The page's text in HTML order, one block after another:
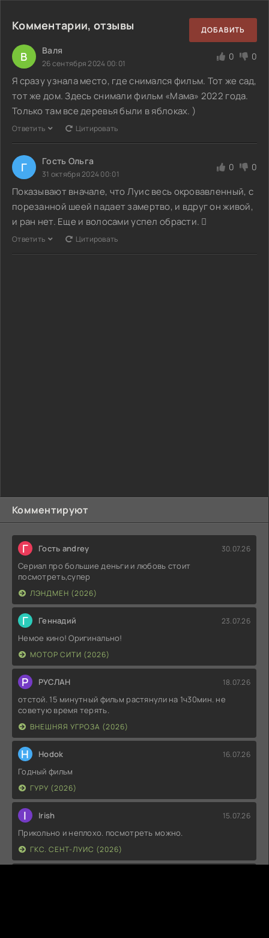
Комментируют
Г Гость andrey 30.07.26
Сериал про большие деньги и любовь стоит
посмотреть,супер
ЛЭНДМЕН (2026)
Г Геннадий 23.07.26
Немое кино! Оригинально!
МОТОР СИТИ (2026)
Р РУСЛАН 18.07.26
отстой. 15 минутный фильм растянули на 1ч30мин. не
советую время терять.
ВНЕШНЯЯ УГРОЗА (2026)
H Hodok 16.07.26
Годный фильм
ГУРУ (2026)
I Irish 15.07.26
Прикольно и неплохо. посмотреть можно.
ГКС. СЕНТ-ЛУИС (2026)
Комментарии, отзывы ДОБАВИТЬ
В Валя
26 сентября 2024 00:01
0 0
Я сразу узнала место, где снимался фильм. Тот же сад,
тот же дом. Здесь снимали фильм «Мама» 2022 года.
Только там все деревья были в яблоках. )
Ответить Цитировать
Г Гость Ольга
31 октября 2024 00:01
0 0
Показывают вначале, что Луис весь окровавленный, с
порезанной шеей падает замертво, и вдруг он живой,
и ран нет. Еще и волосами успел обрасти. 
Ответить Цитировать